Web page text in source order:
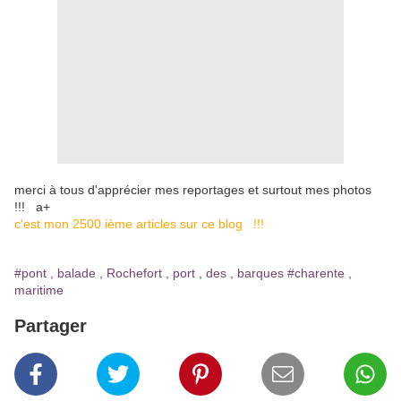
merci à tous d'apprécier mes reportages et surtout mes photos
!!! a+
c'est mon 2500 ième articles sur ce blog !!!
#pont , balade , Rochefort , port , des , barques #charente ,
maritime
Partager